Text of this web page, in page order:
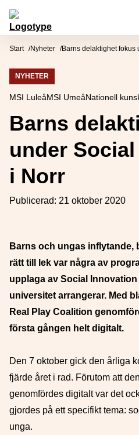
Hoppa till innehåll
Mötesplatsen Social
Start Nyheter Barns delaktighet fokus
NYHETER
MSI LuleåMSI UmeåNationell
Barns
under
i Norr
Publicerad: 21 oktober 2020
Barns och ungas inflytande,
rätt till lek var några av
upplaga av Social
universitet arrangerar. Med
Real Play Coalition
första gången helt digitalt.
Den 7 oktober gick den årliga
fjärde året i rad. Förutom att
genomfördes digitalt var det
gjordes på ett specifikt tema:
unga.